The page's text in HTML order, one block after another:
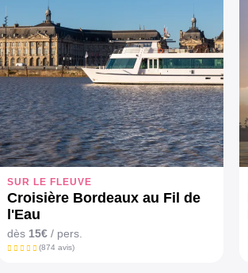
SUR LE FLEUVE
Croisière Bordeaux au Fil de
l'Eau
dès 15€ / pers.
(874 avis)